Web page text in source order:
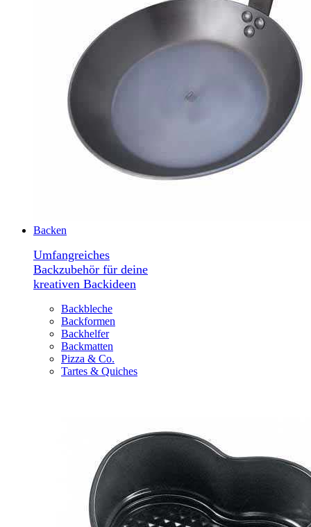
Backen
Umfangreiches
Backzubehör für deine
kreativen Backideen
Backbleche
Backformen
Backhelfer
Backmatten
Pizza & Co.
Tartes & Quiches